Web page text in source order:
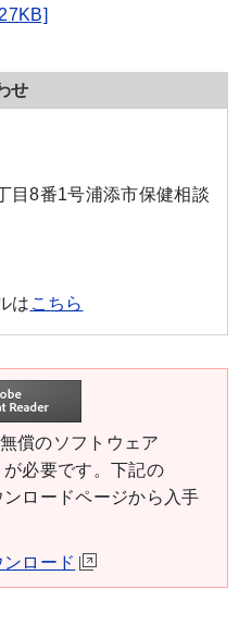
せ
目8番1号浦添市保健相談
は こちら
償のソフトウェア
が必要です。下記の
ロードページから入手
ロード